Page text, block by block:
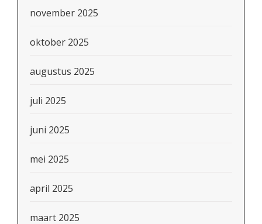
november 2025
oktober 2025
augustus 2025
juli 2025
juni 2025
mei 2025
april 2025
maart 2025